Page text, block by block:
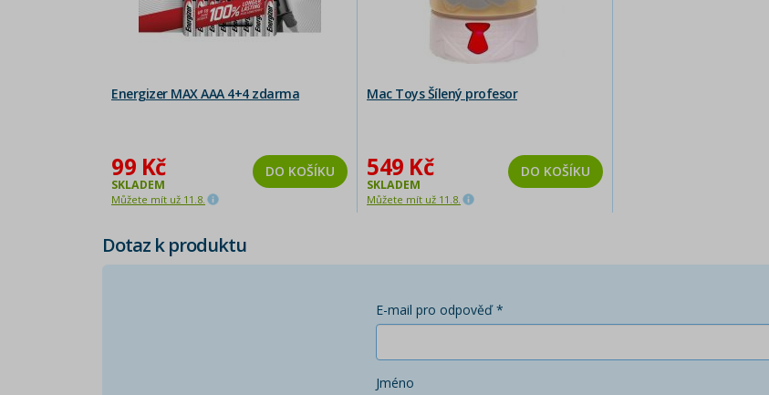
Energizer MAX AAA 4+4 zdarma
99 Kč
SKLADEM
Můžete mít už 11.8.
DO KOŠÍKU
Mac Toys Šílený profesor
549 Kč
SKLADEM
Můžete mít už 11.8.
DO KOŠÍKU
Dotaz k produktu
E-mail pro odpověď *
Jméno